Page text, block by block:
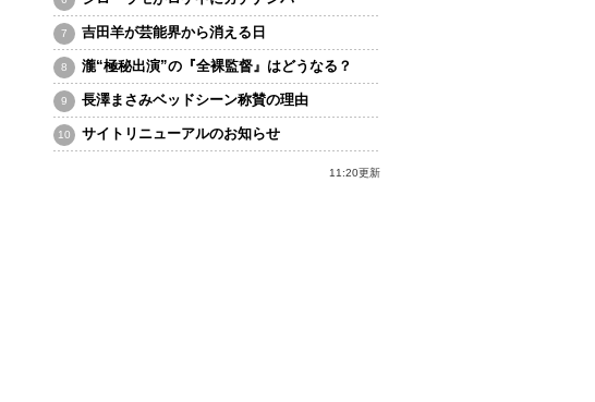
吉田羊が芸能界から消える日
瀧“極秘出演”の『全裸監督』はどうなる？
長澤まさみベッドシーン称賛の理由
サイトリニューアルのお知らせ
11:20更新